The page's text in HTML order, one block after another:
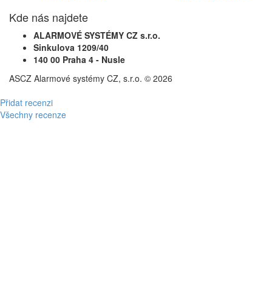
Kde nás najdete
ALARMOVÉ SYSTÉMY CZ s.r.o.
Sinkulova 1209/40
140 00 Praha 4 - Nusle
ASCZ Alarmové systémy CZ, s.r.o. © 2026
Přidat recenzi
Všechny recenze